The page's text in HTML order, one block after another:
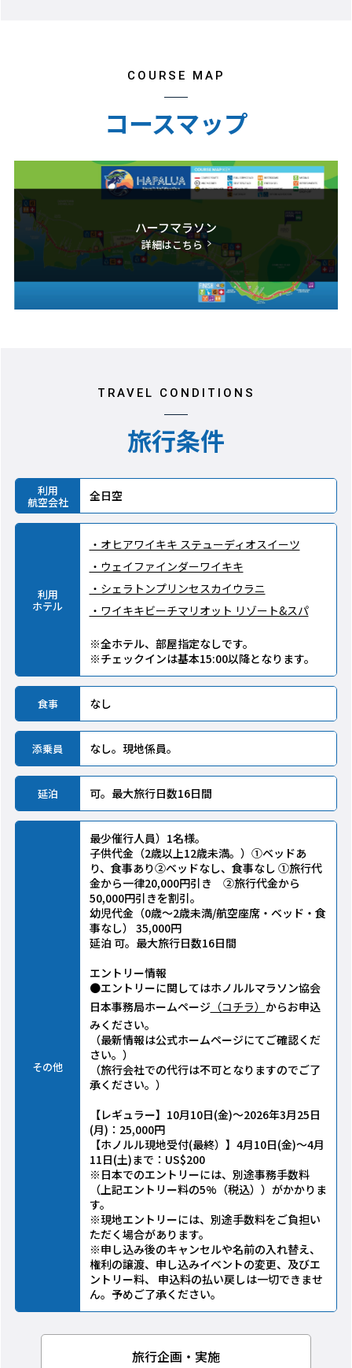
COURSE MAP
コースマップ
ハーフマラソン
詳細はこちら
TRAVEL CONDITIONS
旅行条件
利用
航空会社 全日空
利用
ホテル
・オヒアワイキキ ステューディオスイーツ
・ウェイファインダーワイキキ
・シェラトンプリンセスカイウラニ
・ワイキキビーチマリオット リゾート&スパ
※全ホテル、部屋指定なしです。
※チェックインは基本15:00以降となります。
食事 なし
添乗員 なし。現地係員。
延泊 可。最大旅行日数16日間
その他
最少催行人員）1名様。
子供代金（2歳以上12歳未満。）①ベッドあ
り、食事あり②ベッドなし、食事なし ①旅行代
金から一律20,000円引き ②旅行代金から
50,000円引きを割引。
幼児代金（0歳〜2歳未満/航空座席・ベッド・食
事なし） 35,000円
延泊 可。最大旅行日数16日間
エントリー情報
●エントリーに関してはホノルルマラソン協会
日本事務局ホームページ（コチラ） からお申込
みください。
（最新情報は公式ホームページにてご確認くだ
さい。）
（旅行会社での代行は不可となりますのでご了
承ください。）
【レギュラー】10月10日(金)～2026年3月25日
(月)：25,000円
【ホノルル現地受付(最終）】4月10日(金)～4月
11日(土)まで：US$200
※日本でのエントリーには、別途事務手数料
（上記エントリー料の5%（税込））がかかりま
す。
※現地エントリーには、別途手数料をご負担い
ただく場合があります。
※申し込み後のキャンセルや名前の入れ替え、
権利の譲渡、申し込みイベントの変更、及びエ
ントリー料、 申込料の払い戻しは一切できませ
ん。予めご了承ください。
旅行企画・実施